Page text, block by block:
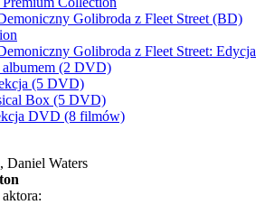
Golibroda z Fleet Street (BD)
Golibroda z Fleet Street: Edycja
albumem (2 DVD)
(5 DVD)
Box (5 DVD)
DVD (8 filmów)
, Daniel Waters